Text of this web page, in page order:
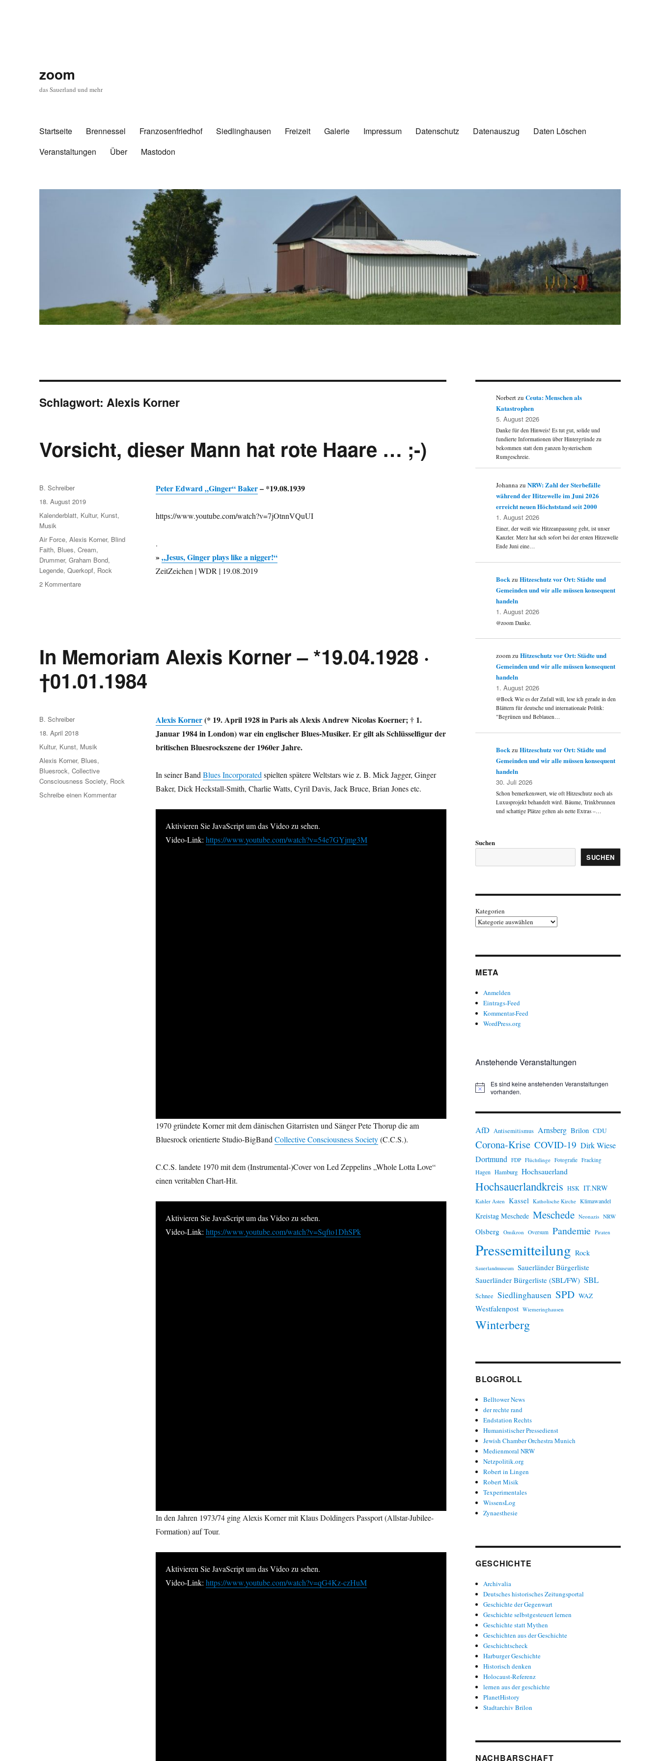
zoom
das Sauerland und mehr
Startseite Brennessel Franzosenfriedhof Siedlinghausen Freizeit Galerie Impressum Datenschutz Datenauszug
Daten Löschen
Veranstaltungen
Über Mastodon
Schlagwort:Alexis Korner
Vorsicht, dieser Mann hat rote Haare … ;-)
Peter Edward „Ginger“ Baker– *19.08.1939
https://www.youtube.com/watch?v=7jOtnnVQuUI
.
»„Jesus, Ginger plays like a nigger!“
ZeitZeichen | WDR | 19.08.2019
Autor
B. Schreiber
Veröffentlicht
am
18. August 2019
Kategorien
Kalenderblatt, Kultur, Kunst,
Musik
Schlagwörter
Air Force,Alexis Korner, Blind
Faith, Blues,Cream,
Drummer,Graham Bond,
Legende,Querkopf, Rock
2 Kommentarezu
…
;-)
In Memoriam Alexis Korner – *19.04.1928 ·
†01.01.1984
Alexis Korner(* 19. April 1928 in Paris als Alexis Andrew Nicolas Koerner; † 1.
Januar 1984 in London) war ein englischer Blues-Musiker. Er gilt als Schlüsselfigur der
britischen Bluesrockszene der 1960er Jahre.
In seiner Band Blues Incorporated spielten spätere Weltstars wie z. B. Mick Jagger, Ginger
Baker, Dick Heckstall-Smith, Charlie Watts, Cyril Davis, Jack Bruce, Brian Jones etc.
Aktivieren Sie JavaScript um das Video zu sehen.
Video-Link: https://www.youtube.com/watch?v=54e7GYjmg3M
1970 gründete Korner mit dem dänischen Gitarristen und Sänger Pete Thorup die am
Bluesrock orientierte Studio-BigBand Collective Consciousness Society(C.C.S.).
C.C.S. landete 1970 mit dem (Instrumental-)Cover von Led Zeppelins „Whole Lotta Love“
einen veritablen Chart-Hit.
Aktivieren Sie JavaScript um das Video zu sehen.
Video-Link: https://www.youtube.com/watch?v=Sqfto1DhSPk
In den Jahren 1973/74 ging Alexis Korner mit Klaus Doldingers Passport (Allstar-Jubilee-
Formation) auf Tour.
Aktivieren Sie JavaScript um das Video zu sehen.
Video-Link: https://www.youtube.com/watch?v=qG4Kz-czHuM
Autor
B. Schreiber
Veröffentlicht
am
18. April 2018
Kategorien
Kultur, Kunst, Musik
Schlagwörter
Alexis Korner, Blues,
Bluesrock,Collective
Consciousness Society, Rock
Schreibe einen Kommentarzu
NorbertzuCeuta: Menschen als
Katastrophen
5. August 2026
Danke für den Hinweis! Es tut gut, solide und
fundierte Informationen über Hintergründe zu
bekommen statt dem ganzen hysterischem
Rumgeschreie.
JohannazuNRW: Zahl der Sterbefälle
während der Hitzewelle im Juni 2026
erreicht neuen Höchststand seit 2000
1. August 2026
Einer, der weiß wie Hitzeanpassung geht, ist unser
Kanzler. Merz hat sich sofort bei der ersten Hitzewelle
Ende Juni eine…
BockzuHitzeschutz vor Ort: Städte und
Gemeinden und wir alle müssen konsequent
handeln
1. August 2026
@zoom Danke.
zoomzuHitzeschutz vor Ort: Städte und
Gemeinden und wir alle müssen konsequent
handeln
1. August 2026
@Bock Wie es der Zufall will, lese ich gerade in den
Blättern für deutsche und internationale Politik:
"Begrünen und Beblauen…
BockzuHitzeschutz vor Ort: Städte und
Gemeinden und wir alle müssen konsequent
handeln
30. Juli 2026
Schon bemerkenswert, wie oft Hitzeschutz noch als
Luxusprojekt behandelt wird. Bäume, Trinkbrunnen
und schattige Plätze gelten als nette Extras –…
Suchen
SUCHEN
Kategorien
META
Anmelden
Eintrags-Feed
Kommentar-Feed
WordPress.org
Anstehende Veranstaltungen
H
w
Es sind keine anstehenden Veranstaltungen
vorhanden.
AfD Antisemitismus Arnsberg Brilon CDU
Corona-Krise COVID-19 Dirk Wiese
Dortmund FDP Flüchtlinge Fotografie Fracking
Hagen Hamburg Hochsauerland
Hochsauerlandkreis HSK IT.NRW
Kahler Asten Kassel Katholische Kirche Klimawandel
Kreistag Meschede Meschede Neonazis NRW
Olsberg Omikron Oversum Pandemie Piraten
Pressemitteilung Rock
Sauerlandmuseum Sauerländer Bürgerliste
Sauerländer Bürgerliste (SBL/FW) SBL
Schnee Siedlinghausen SPD WAZ
Westfalenpost Wiemeringhausen
Winterberg
BLOGROLL
Belltower News
der rechte rand
Endstation Rechts
Humanistischer Pressedienst
Jewish Chamber Orchestra Munich
Medienmoral NRW
Netzpolitik.org
Robert in Lingen
Robert Misik
Texperimentales
WissensLog
Zynaesthesie
GESCHICHTE
Archivalia
Deutsches historisches Zeitungsportal
Geschichte der Gegenwart
Geschichte selbstgesteuert lernen
Geschichte statt Mythen
Geschichten aus der Geschichte
Geschichtscheck
Harburger Geschichte
Historisch denken
Holocaust-Referenz
lernen aus der geschichte
PlanetHistory
Stadtarchiv Brilon
NACHBARSCHAFT